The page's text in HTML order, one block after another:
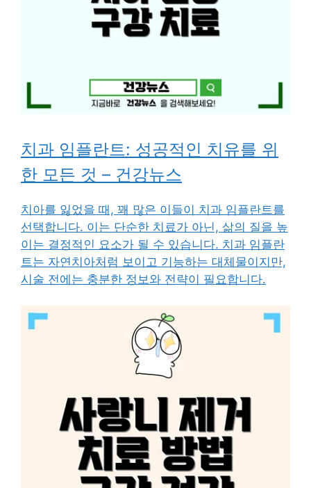
치과 임플란트: 성공적인 치유를 위
한 모든 것 – 건강뉴스
치아를 잃었을 때, 꽤 많은 이들이 치과 임플란트를
선택합니다. 이는 단순한 치료가 아닌, 삶의 질을 높
이는 결정적인 요소가 될 수 있습니다. 치과 임플란
트는 자연치아처럼 보이고 기능하는 대체물이지만,
시술 전에는 충분한 정보와 전략이 필요합니다.